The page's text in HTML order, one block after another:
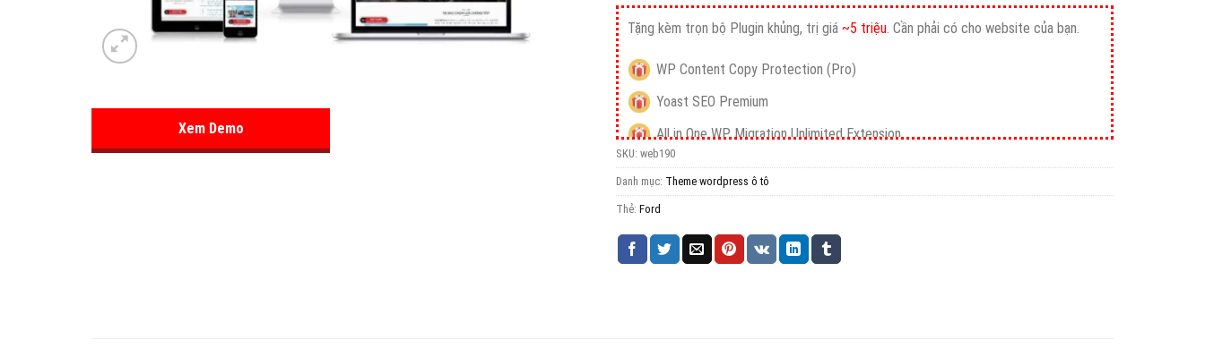
Xem Demo
Tặng kèm trọn bộ Plugin khủng, trị giá ~5 triệu . Cần phải có cho website của bạn.
WP Content Copy Protection (Pro)
Yoast SEO Premium
All in One WP Migration Unlimited Extension
iThemes Security Pro
Wordfence Security Premium
SKU: web190
Danh mục: Theme wordpress ô tô
Thẻ: Ford